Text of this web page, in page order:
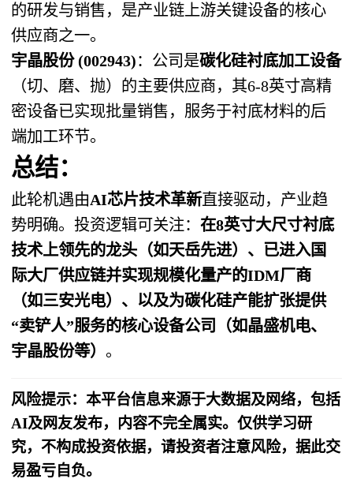
的研发与销售，是产业链上游关键设备的核心
供应商之一。
宇晶股份 (002943)：公司是碳化硅衬底加工设备
（切、磨、抛）的主要供应商，其6-8英寸高精
密设备已实现批量销售，服务于衬底材料的后
端加工环节。
总结：
此轮机遇由AI芯片技术革新直接驱动，产业趋
势明确。投资逻辑可关注：在8英寸大尺寸衬底
技术上领先的龙头（如天岳先进）、已进入国
际大厂供应链并实现规模化量产的IDM厂商
（如三安光电）、以及为碳化硅产能扩张提供
“卖铲人”服务的核心设备公司（如晶盛机电、
宇晶股份等） 。
风险提示：本平台信息来源于大数据及网络，包括
AI及网友发布，内容不完全属实。仅供学习研
究，不构成投资依据，请投资者注意风险，据此交
易盈亏自负。